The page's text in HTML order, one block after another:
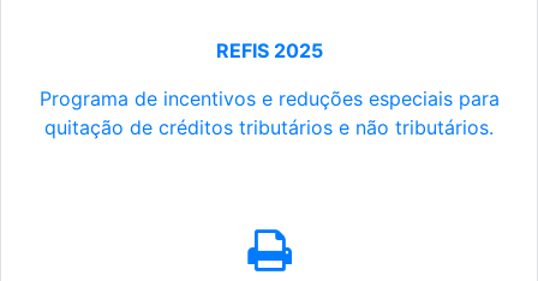
REFIS 2025
Programa de incentivos e reduções especiais para
quitação de créditos tributários e não tributários.